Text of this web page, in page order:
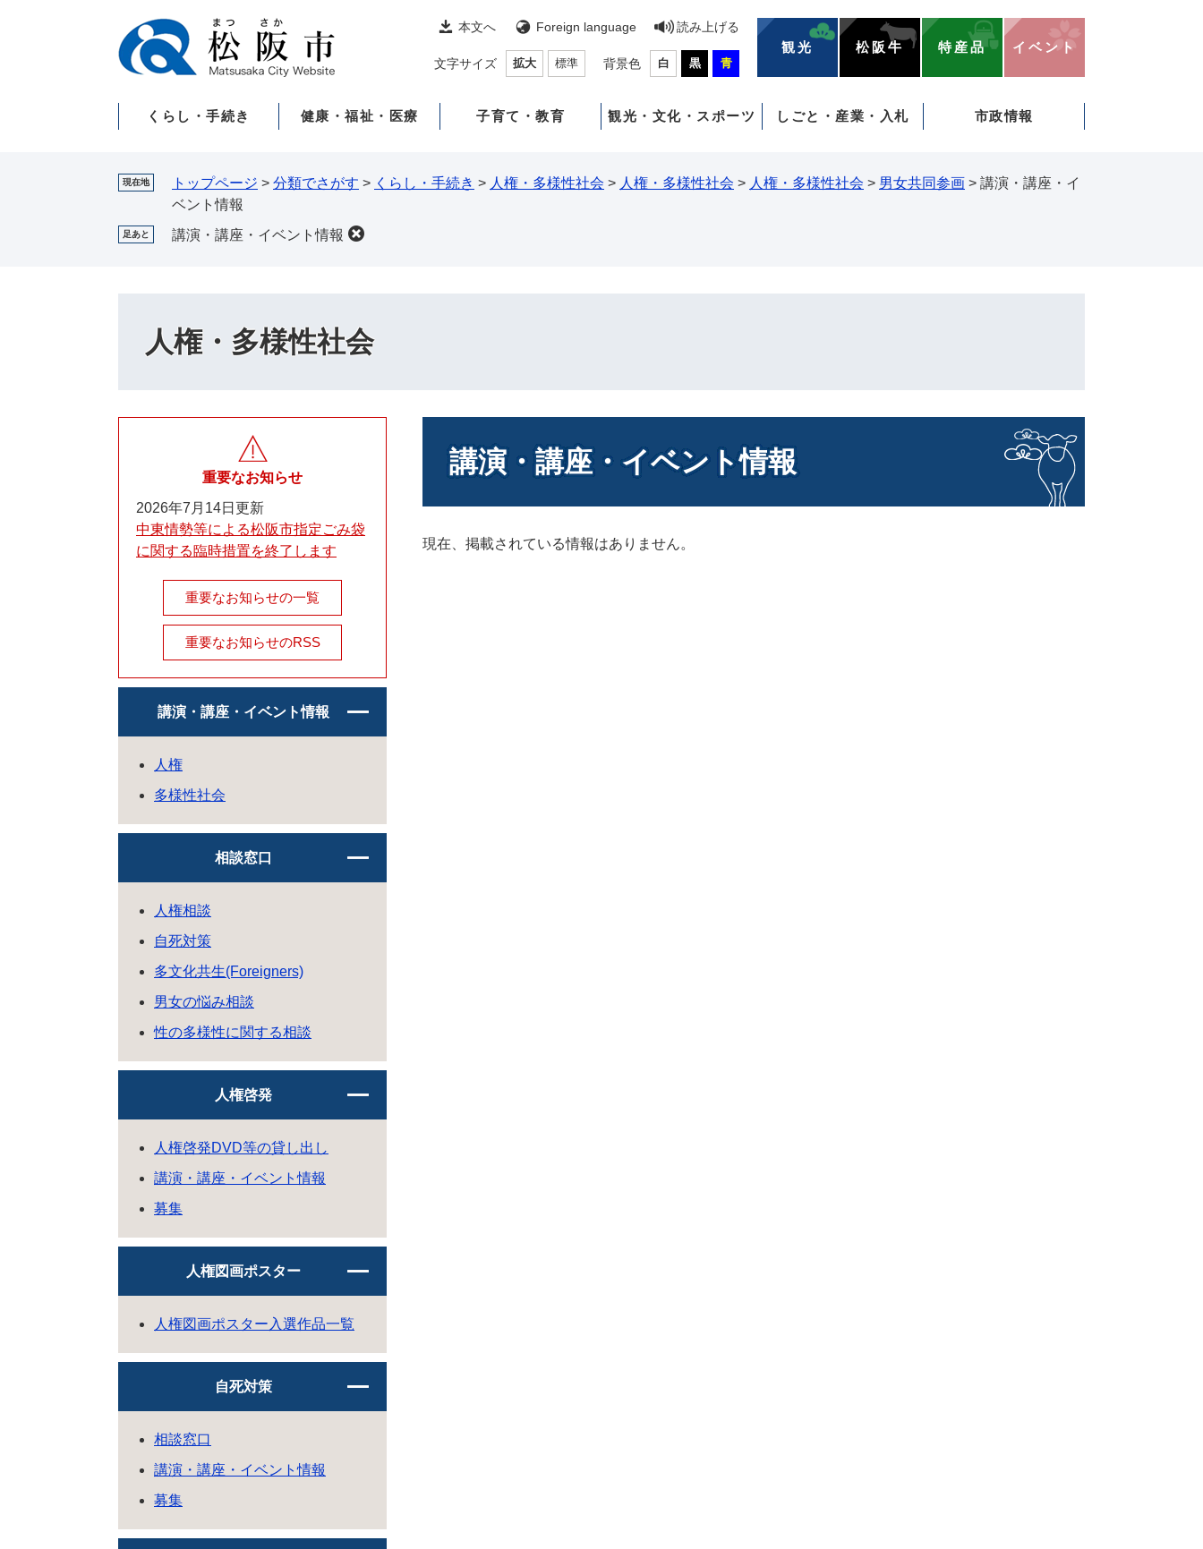
本文へ Foreign language 読み上げる
文字サイズ 拡大 標準 背景色 白 黒 青
観光 松阪牛 特産品 イベント
くらし・手続き 健康・福祉・医療 子育て・教育 観光・文化・スポーツ しごと・産業・入札 市政情報
現在地 トップページ > 分類でさがす > くらし・手続き > 人権・多様性社会 > 人権・多様性社会 > 人権・多様性社会 > 男女共同参画 > 講演・講座・イ
ベント情報
足あと 講演・講座・イベント情報
人権・多様性社会
講演・講座・イベント情報
現在、掲載されている情報はありません。
重要なお知らせ
2026年7月14日更新
中東情勢等による松阪市指定ごみ袋
に関する臨時措置を終了します
重要なお知らせの一覧
重要なお知らせのRSS
講演・講座・イベント情報
人権
多様性社会
相談窓口
人権相談
自死対策
多文化共生(Foreigners)
男女の悩み相談
性の多様性に関する相談
人権啓発
人権啓発DVD等の貸し出し
講演・講座・イベント情報
募集
人権図画ポスター
人権図画ポスター入選作品一覧
自死対策
相談窓口
講演・講座・イベント情報
募集